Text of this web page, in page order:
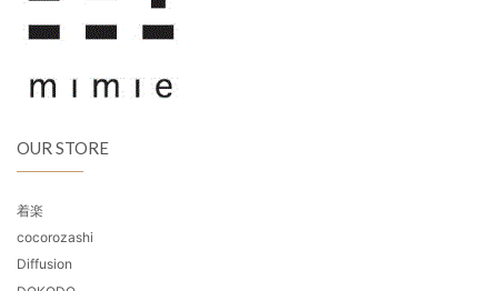
OUR STORE
着楽
cocorozashi
Diffusion